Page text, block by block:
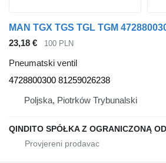
23,18 € 100 PLN
Pneumatski ventil
4728800300 81259026238
Poljska, Piotrków Trybunalski